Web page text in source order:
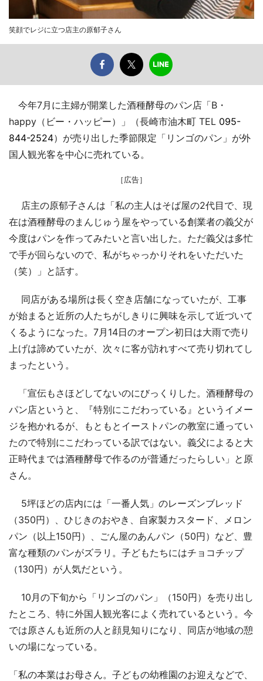
笑顔でレジに立つ店主の原郁子さん
今年7月に主婦が開業した酒種酵母のパン店「B・
happy（ビー・ハッピー）」（長崎市油木町 TEL 095-
844-2524）が売り出した季節限定「リンゴのパン」が外
国人観光客を中心に売れている。
［広告］
店主の原郁子さんは「私の主人はそば屋の2代目で、現
在は酒種酵母のまんじゅう屋をやっている創業者の義父が
今度はパンを作ってみたいと言い出した。ただ義父は多忙
で手が回らないので、私がちゃっかりそれをいただいた
（笑）」と話す。
同店がある場所は長く空き店舗になっていたが、工事
が始まると近所の人たちがしきりに興味を示して近づいて
くるようになった。7月14日のオープン初日は大雨で売り
上げは諦めていたが、次々に客が訪れすべて売り切れてし
まったという。
「宣伝もさほどしてないのにびっくりした。酒種酵母の
パン店というと、『特別にこだわっている』というイメー
ジを抱かれるが、もともとイーストパンの教室に通ってい
たので特別にこだわっている訳ではない。義父によると大
正時代までは酒種酵母で作るのが普通だったらしい」と原
さん。
5坪ほどの店内には「一番人気」のレーズンブレッド
（350円）、ひじきのおやき、自家製カスタード、メロン
パン（以上150円）、ごん屋のあんパン（50円）など、豊
富な種類のパンがズラリ。子どもたちにはチョコチップ
（130円）が人気だという。
10月の下旬から「リンゴのパン」（150円）を売り出し
たところ、特に外国人観光客によく売れているという。今
では原さんも近所の人と顔見知りになり、同店が地域の憩
いの場になっている。
「私の本業はお母さん。子どもの幼稚園のお迎えなどで、